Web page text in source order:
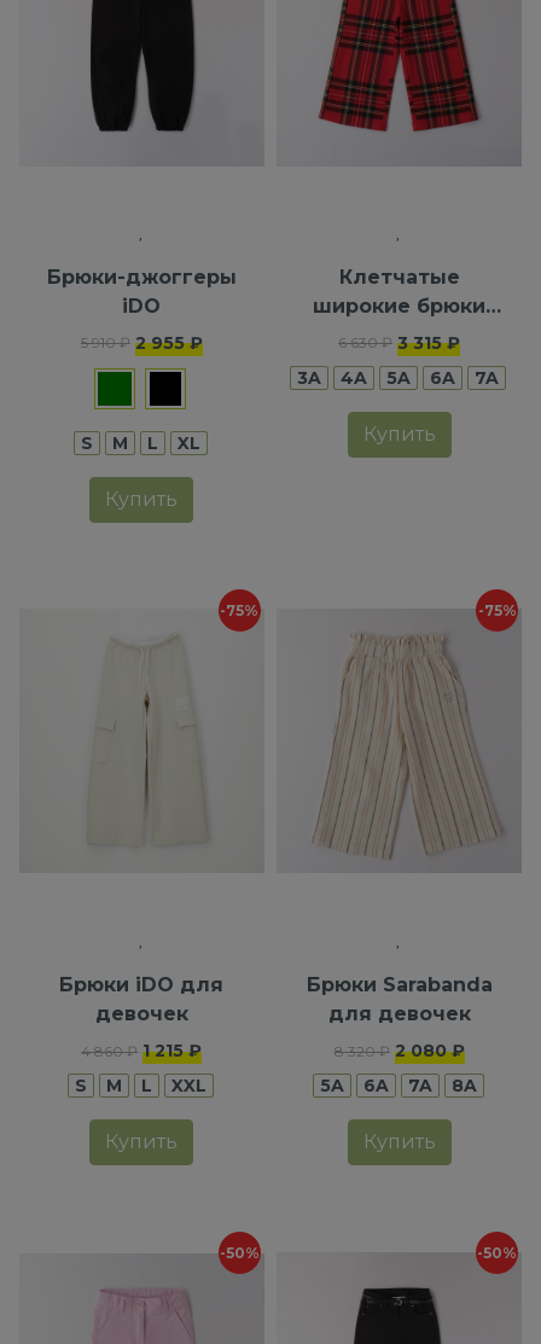
Брюки-джоггеры
iDO
5 910 ₽ 2 955 ₽
S M L XL
Купить
Клетчатые
широкие брюки
iDO
6 630 ₽ 3 315 ₽
3A
4A 5A 6A 7A
Купить
-75%
Брюки iDO для
девочек
4 860 ₽ 1 215 ₽
S
M L XXL
Купить
-75%
Брюки Sarabanda
для девочек
8 320 ₽ 2 080 ₽
5A
6A 7A 8A
Купить
-50% -50%